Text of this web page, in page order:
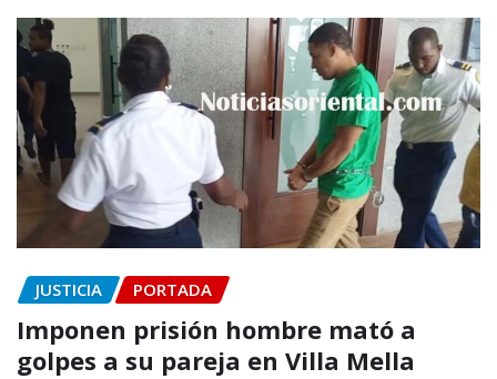
JUSTICIA PORTADA
Imponen prisión hombre mató a
golpes a su pareja en Villa Mella